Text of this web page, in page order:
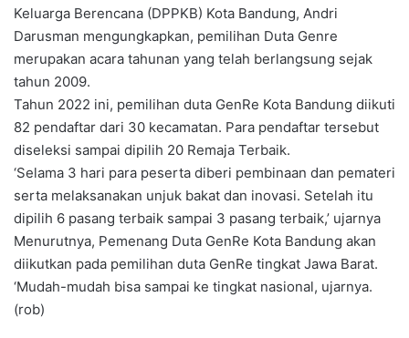
Keluarga Berencana (DPPKB) Kota Bandung, Andri
Darusman mengungkapkan, pemilihan Duta Genre
merupakan acara tahunan yang telah berlangsung sejak
tahun 2009.
Tahun 2022 ini, pemilihan duta GenRe Kota Bandung diikuti
82 pendaftar dari 30 kecamatan. Para pendaftar tersebut
diseleksi sampai dipilih 20 Remaja Terbaik.
‘Selama 3 hari para peserta diberi pembinaan dan pemateri
serta melaksanakan unjuk bakat dan inovasi. Setelah itu
dipilih 6 pasang terbaik sampai 3 pasang terbaik,’ ujarnya
Menurutnya, Pemenang Duta GenRe Kota Bandung akan
diikutkan pada pemilihan duta GenRe tingkat Jawa Barat.
‘Mudah-mudah bisa sampai ke tingkat nasional, ujarnya.
(rob)